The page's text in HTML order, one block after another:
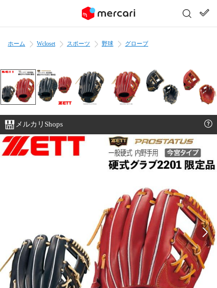
ホーム Wcloset スポーツ 野球 グローブ
メルカリShops